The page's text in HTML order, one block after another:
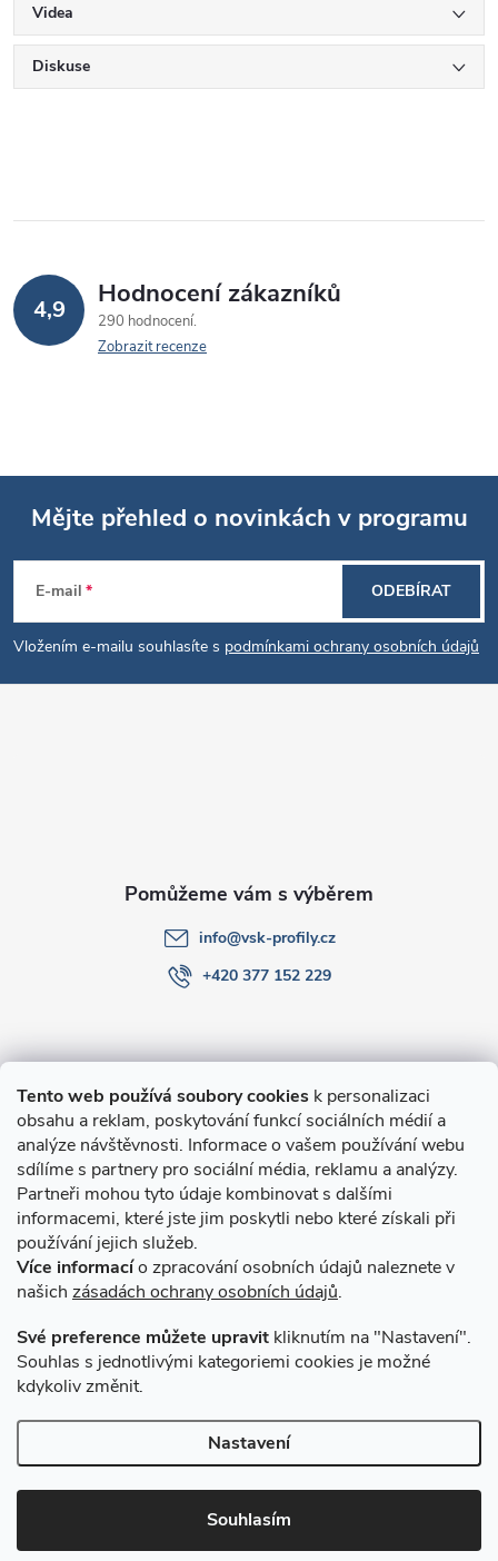
Tento web používá soubory cookies k personalizaci
obsahu a reklam, poskytování funkcí sociálních médií a
analýze návštěvnosti. Informace o vašem používání webu
sdílíme s partnery pro sociální média, reklamu a analýzy.
Partneři mohou tyto údaje kombinovat s dalšími
informacemi, které jste jim poskytli nebo které získali při
používání jejich služeb.
Více informacío zpracování osobních údajů naleznete v
našich zásadách ochrany osobních údajů.
Své preference můžete upravit kliknutím na "Nastavení".
Souhlas s jednotlivými kategoriemi cookies je možné
kdykoliv změnit.
Nastavení
Souhlasím
Videa
Diskuse
4,9 Hodnocení zákazníků
290 hodnocení
Zobrazit recenze
Z
á
p
Mějte přehled o novinkách v programu
E-mail
Vložením e-mailu souhlasíte s podmínkami ochrany osobních údajů
ODEBÍRAT
O nákupu
Novinky v programu Alusic
Archiv
info@vsk-profily.cz
+420 377 152 229
Způsoby dopravy
Copyright 2026VSK Profily. Všechna práva vyhrazena.